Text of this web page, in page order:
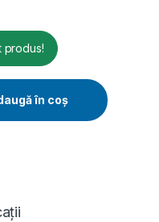
produs!
material 8-11-14-17
în coș